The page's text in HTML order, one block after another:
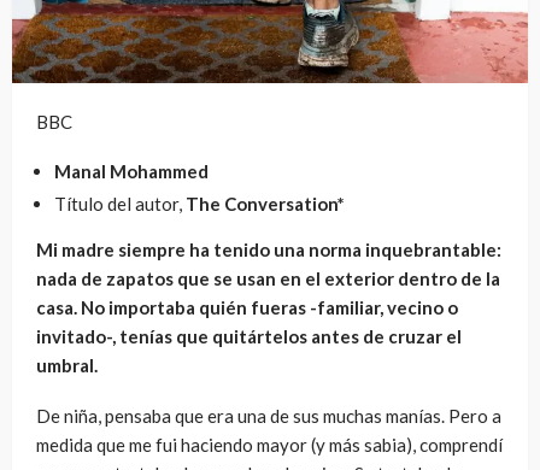
BBC
Manal Mohammed
Título del autor, The Conversation*
Mi madre siempre ha tenido una norma inquebrantable:
nada de zapatos que se usan en el exterior dentro de la
casa. No importaba quién fueras -familiar, vecino o
invitado-, tenías que quitártelos antes de cruzar el
umbral.
De niña, pensaba que era una de sus muchas manías. Pero a
medida que me fui haciendo mayor (y más sabia), comprendí